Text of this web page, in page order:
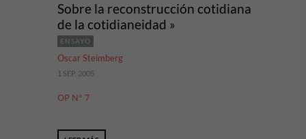
Sobre la reconstrucción cotidiana
de la cotidianeidad »
ENSAYO
Oscar Steimberg
1 SEP, 2005
OP N° 7